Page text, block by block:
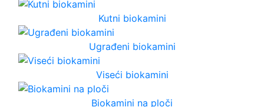
Kutni biokamini
Ugrađeni biokamini
Viseći biokamini
Biokamini na ploči